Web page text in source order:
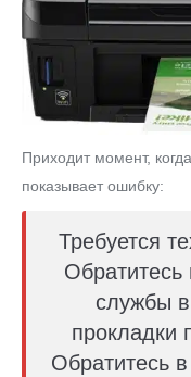
Приходит момент,
показывает ошибку:
Требуется
службы
прокладки
Обратитесь